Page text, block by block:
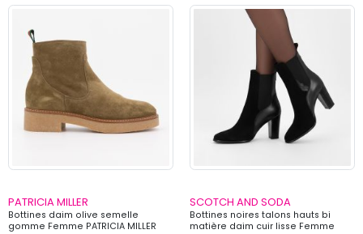
PATRICIA MILLER
Bottines daim olive semelle
gomme Femme PATRICIA MILLER
SCOTCH AND SODA
Bottines noires talons hauts bi
matière daim cuir lisse Femme